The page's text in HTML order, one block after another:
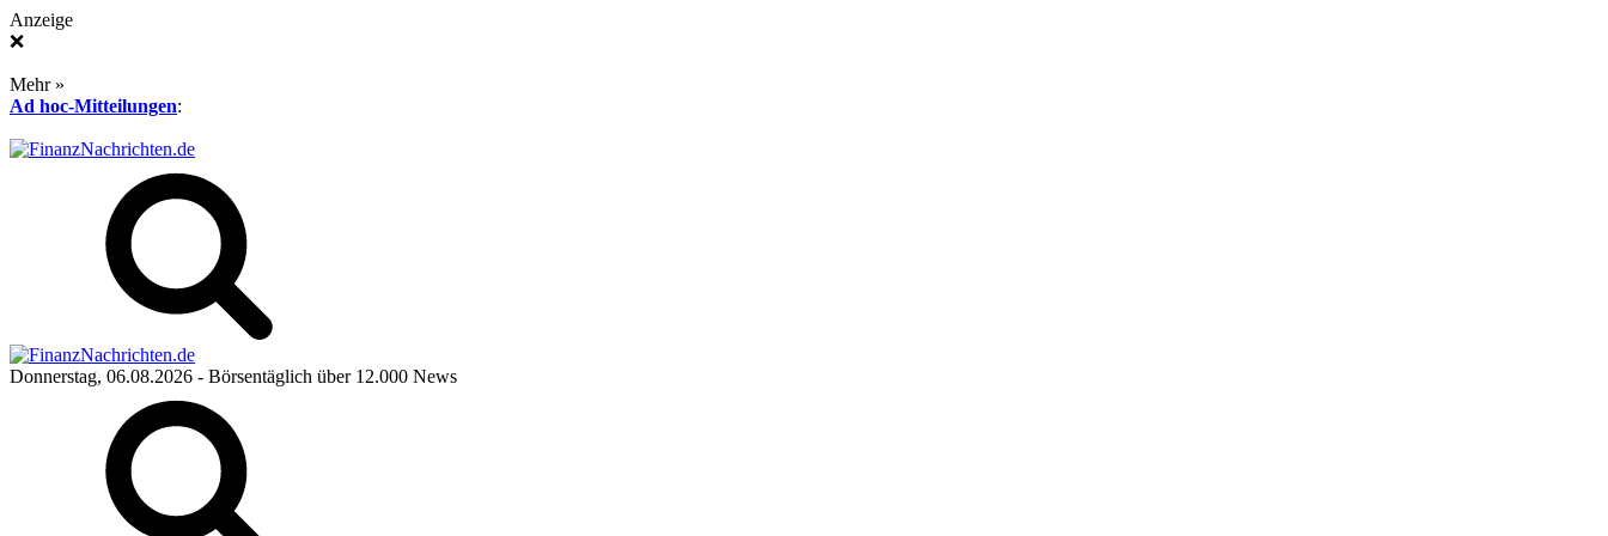
Anzeige
❌
Mehr »
Ad hoc-Mitteilungen:
Donnerstag, 06.08.2026 - Börsentäglich über 12.000 News